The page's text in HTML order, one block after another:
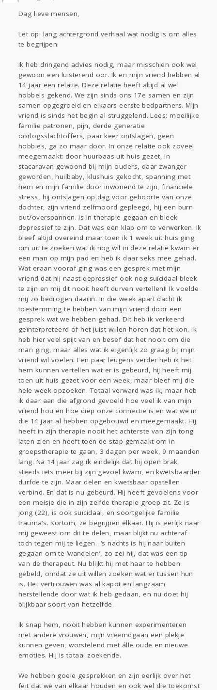
Gevraagd
Horen
Dag lieve mensen,
Let op: lang achtergrond verhaal wat nodig is om alles
te begrijpen.
Ik heb dringend advies nodig, maar misschien ook wel
gewoon een luisterend oor. Ik en mijn vriend hebben al
14 jaar een relatie. Deze relatie heeft altijd al wel
hobbels gekend. We zijn sinds ons 17e samen en zijn
samen opgegroeid en elkaars eerste bedpartners. Mijn
vriend is sinds het begin al struggelend. Lees: moeilijke
familie patronen, pijn, derde generatie
oorlogsslachtoffers, paar keer ontslagen, geen
hobbies, ga zo maar door. In onze relatie ook zoveel
meegemaakt: door huurbaas uit huis gezet, in
stacaravan gewoond bij mijn ouders, daar zwanger
geworden, huilbaby, klushuis gekocht, spanning met
hem en mijn familie door inwonend te zijn, financiële
stress, hij ontslagen op dag voor geboorte van onze
dochter, zijn vriend zelfmoord gepleegd, hij een burn
out/overspannen. Is in therapie gegaan en bleek
depressief te zijn. Dat was een klap om te verwerken. Ik
bleef altijd overeind maar toen ik 1 week uit huis ging
om uit te zoeken wat ik nog wil in deze relatie kwam er
een man op mijn pad en heb ik daar seks mee gehad.
Wat eraan vooraf ging was een gesprek met mijn
vriend dat hij naast depressief ook nog suïcidaal bleek
te zijn en mij dit nooit heeft durven vertellen!! Ik voelde
mij zo bedrogen daarin. In die week apart dacht ik
toestemming te hebben van mijn vriend door een
gesprek wat we hebben gehad. Dit heb ik verkeerd
geïnterpreteerd of het juist willen horen dat het kon. Ik
heb hier veel spijt van en besef dat het nooit om die
man ging, maar alles wat ik eigenlijk zo graag bij mijn
vriend wil voelen. Een paar leugens verder heb ik het
hem kunnen vertellen wat er is gebeurd, hij heeft mij
toen uit huis gezet voor een week, maar bleef mij die
hele week opzoeken. Totaal verward was ik, maar heb
ik daar aan die afgrond gevoeld hoe veel ik van mijn
vriend hou en hoe diep onze connectie is en wat we in
die 14 jaar al hebben opgebouwd en meegemaakt. Hij
heeft in zijn therapie nooit het achterste van zijn tong
laten zien en heeft toen de stap gemaakt om in
groepstherapie te gaan, 3 dagen per week, 9 maanden
lang. Na 14 jaar zag ik eindelijk dat hij open brak,
steeds iets meer bij zijn gevoel kwam, en kwetsbaarder
durfde te zijn. Maar delen en kwetsbaar opstellen
verbind. En dat is nu gebeurd. Hij heeft gevoelens voor
een meisje die in zijn zelfde therapie groep zit. Ze is
jong (22), is ook suïcidaal, en soortgelijke familie
trauma’s. Kortom, ze begrijpen elkaar. Hij is eerlijk naar
mij geweest om dit te delen, maar blijkt nu achteraf
toch tegen mij te liegen…‘s nachts is hij naar buiten
gegaan om te ‘wandelen’, zo zei hij, dat was een tip
van de therapeut. Nu blijkt hij met haar te hebben
gebeld, omdat ze uit willen zoeken wat er tussen hun
is. Het vertrouwen was al kapot en langzaam
herstellende door wat ik heb gedaan, en nu doet hij
blijkbaar soort van hetzelfde.
Ik snap hem, nooit hebben kunnen experimenteren
met andere vrouwen, mijn vreemdgaan een plekje
kunnen geven, worstelend met álle oude en nieuwe
emoties. Hij is totaal zoekende.
We hebben goeie gesprekken en zijn eerlijk over het
feit dat we van elkaar houden en ook wel die toekomst